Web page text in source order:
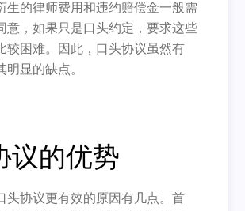
生的律师费用和违约赔偿金一般需
意，如果只是口头约定，要求这些
较困难。因此，口头协议虽然有
明显的缺点。
议的优势
头协议更有效的原因有几点。首